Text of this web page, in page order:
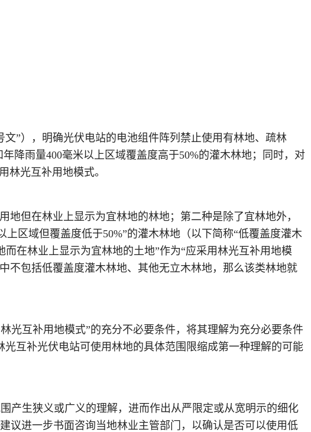
”），明确光伏电站的电池组件阵列禁止使用有林地、疏林
降雨量400毫米以上区域覆盖度高于50%的灌木林地；同时，对
林光互补用地模式。
但在林业上显示为宜林地的林地；第二种是除了宜林地外，
区域但覆盖度低于50%”的灌木林地（以下简称“低覆盖度灌木
在林业上显示为宜林地的土地”作为“应采用林光互补用地模
不包括低覆盖度灌木林地、其他无立木林地，那么该类林地就
光互补用地模式”的充分不必要条件，将其理解为充分必要条件
互补光伏电站可使用林地的具体范围限缩成第一种理解的可能
产生狭义或广义的理解，进而作出从严限定或从宽明示的细化
议进一步书面咨询当地林业主管部门，以确认是否可以使用低